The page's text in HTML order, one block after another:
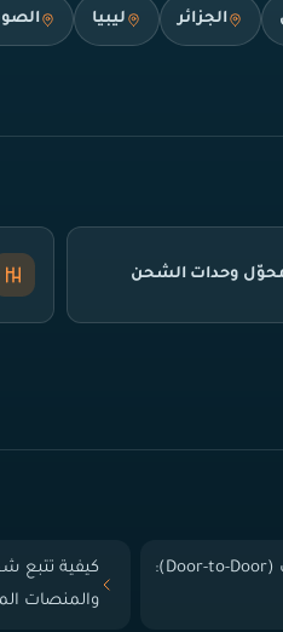
الجزائر ليبيا
وحدات الشحن
الشحن من الباب إلى الباب (Door-to-Door):
كيفية تتبع
والمنصات